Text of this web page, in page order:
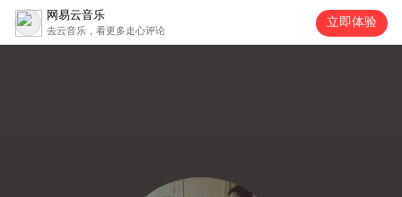
网易云音乐
去云音乐，看更多走心评论
立即体验